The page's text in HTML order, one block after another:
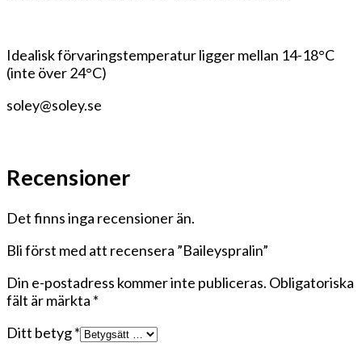
Idealisk förvaringstemperatur ligger mellan 14-18°C
(inte över 24°C)
soley@soley.se
Recensioner
Det finns inga recensioner än.
Bli först med att recensera ”Baileyspralin”
Din e-postadress kommer inte publiceras. Obligatoriska
fält är märkta *
Ditt betyg*